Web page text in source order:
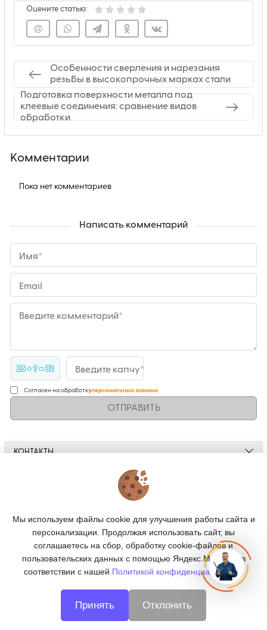
Оцените статью:
Особенности сверления и нарезания
резьбы в высокопрочных марках стали
Подготовка поверхности металла под
клеевые соединения: сравнение видов
обработки
Комментарии
Пока нет комментариев
Написать комментарий
Имя*
Email
Введите комментарий*
26 + ? = 32 Введите капчу*
Согласен на обработкуперсональных данных
ОТПРАВИТЬ
КОНТАКТЫ
ПОДПИСКА
CNC66 - металлообработка в Екатеринбурге
Мы используем файлы cookie для улучшения работы сайта и
персонализации. Продолжая использовать сайт, вы
соглашаетесь на сбор, обработку cookie-файлов и
пользовательских данных с помощью Яндекс.Метрика, в
соответствии с нашей Политикой конфиденциальности.
Принять Отклонить